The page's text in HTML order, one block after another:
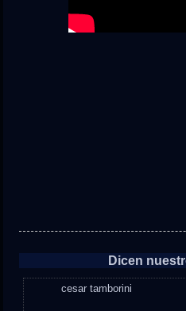
Dicen
cesar tamborini